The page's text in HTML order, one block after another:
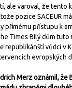
ale varoval, že tento
pozice SACEUR
přímému přístupu k
Times Bílý dům tuto
republikánští vůdci v
evropských
Merz oznámil, že